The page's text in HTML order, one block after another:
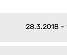
28.3.2018 –